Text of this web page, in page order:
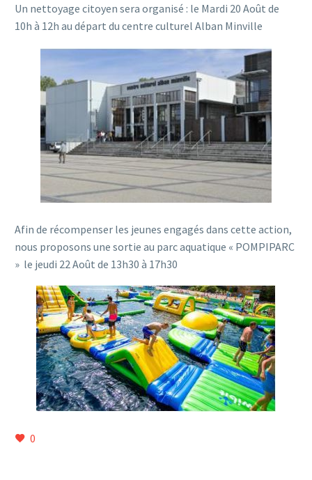
Un nettoyage citoyen sera organisé : le Mardi 20 Août de
10h à 12h au départ du centre culturel Alban Minville
Afin de récompenser les jeunes engagés dans cette action,
nous proposons une sortie au parc aquatique « POMPIPARC
» le jeudi 22 Août de 13h30 à 17h30
0